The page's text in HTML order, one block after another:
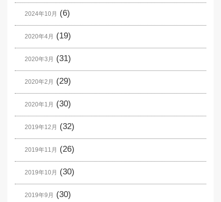
2024年10月 (6)
2020年4月 (19)
2020年3月 (31)
2020年2月 (29)
2020年1月 (30)
2019年12月 (32)
2019年11月 (26)
2019年10月 (30)
2019年9月 (30)